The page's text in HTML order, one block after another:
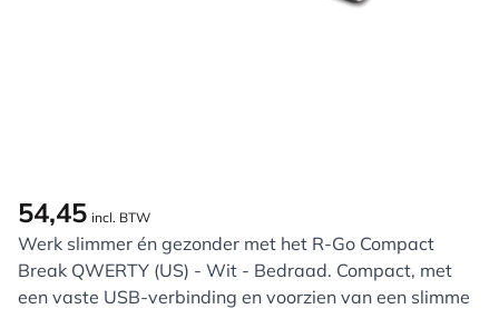
54,45 incl. BTW
Werk slimmer én gezonder met het R-Go Compact
Break QWERTY (US) - Wit - Bedraad. Compact, met
een vaste USB-verbinding en voorzien van een slimme